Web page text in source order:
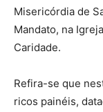
Misericórdia de
Mandato, na
Caridade.
Refira-se que
ricos painéis,